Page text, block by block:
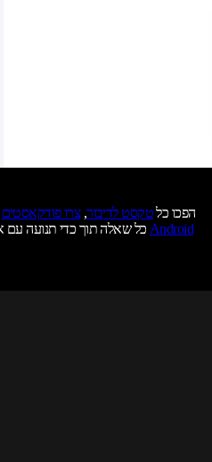
הפכו כלטקסט לדיבור,צרו פודקאסטים
כל שאלה תוך כדי תנועה עם אפליקצייתAndroid